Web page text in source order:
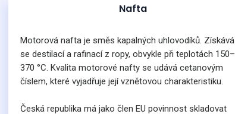
Nafta
Motorová nafta je směs kapalných uhlovodíků. Získává
se destilací a rafinací z ropy, obvykle při teplotách 150–
370 °C. Kvalita motorové nafty se udává cetanovým
číslem, které vyjadřuje její vznětovou charakteristiku.
Česká republika má jako člen EU povinnost skladovat